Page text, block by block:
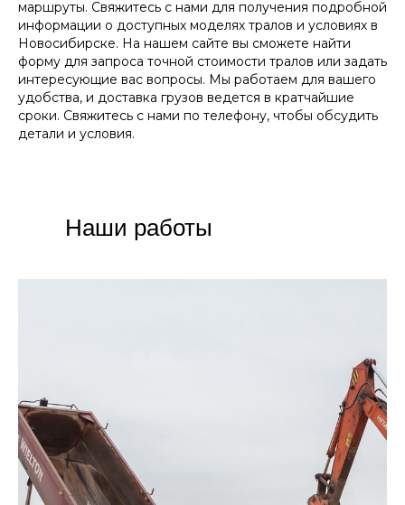
маршруты. Свяжитесь с нами для получения подробной
информации о доступных моделях тралов и условиях в
Новосибирске. На нашем сайте вы сможете найти
форму для запроса точной стоимости тралов или задать
интересующие вас вопросы. Мы работаем для вашего
удобства, и доставка грузов ведется в кратчайшие
сроки. Свяжитесь с нами по телефону, чтобы обсудить
детали и условия.
Наши работы